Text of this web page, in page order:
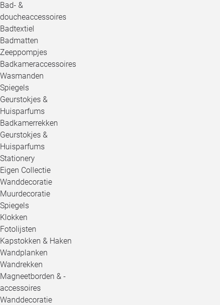
Bad- &
doucheaccessoires
Badtextiel
Badmatten
Zeeppompjes
Badkameraccessoires
Wasmanden
Spiegels
Geurstokjes &
Huisparfums
Badkamerrekken
Geurstokjes &
Huisparfums
Stationery
Eigen Collectie
Wanddecoratie
Muurdecoratie
Spiegels
Klokken
Fotolijsten
Kapstokken & Haken
Wandplanken
Wandrekken
Magneetborden & -
accessoires
Wanddecoratie